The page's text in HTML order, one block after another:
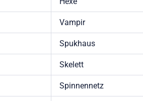
Vampir
Spukhaus
Skelett
Spinnennetz